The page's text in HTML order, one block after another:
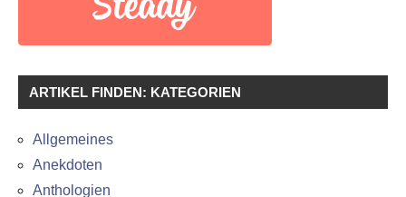
ARTIKEL FINDEN: KATEGORIEN
Allgemeines
Anekdoten
Anthologien